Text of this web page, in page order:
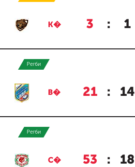
К� 3 : 1
Регби
В� 21 : 14
Регби
С� 53 : 18